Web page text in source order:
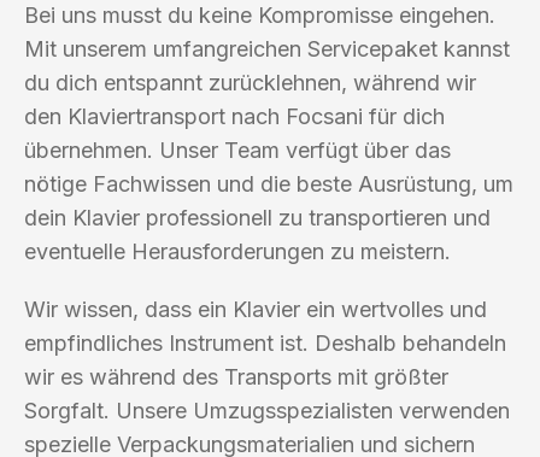
Bei uns musst du keine Kompromisse eingehen.
Mit unserem umfangreichen Servicepaket kannst
du dich entspannt zurücklehnen, während wir
den Klaviertransport nach Focsani für dich
übernehmen. Unser Team verfügt über das
nötige Fachwissen und die beste Ausrüstung, um
dein Klavier professionell zu transportieren und
eventuelle Herausforderungen zu meistern.
Wir wissen, dass ein Klavier ein wertvolles und
empfindliches Instrument ist. Deshalb behandeln
wir es während des Transports mit größter
Sorgfalt. Unsere Umzugsspezialisten verwenden
spezielle Verpackungsmaterialien und sichern